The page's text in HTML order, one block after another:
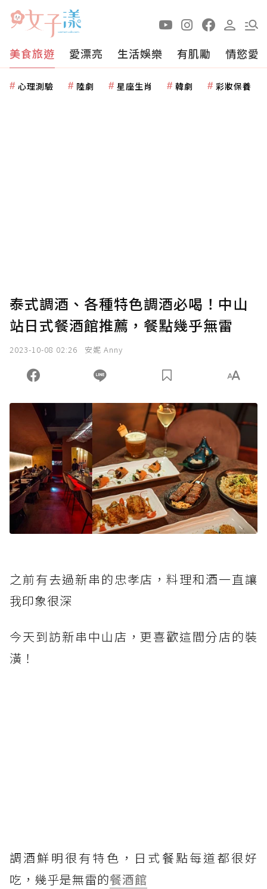
美食旅遊 愛漂亮 生活娛樂 有肌勵 情慾愛
心理測驗 陸劇 星座生肖 韓劇 彩妝保養
泰式調酒、各種特色調酒必喝！中山
站日式餐酒館推薦，餐點幾乎無雷
2023-10-08 02:26 安妮 Anny
之前有去過新串的忠孝店，料理和酒一直讓
我印象很深
今天到訪新串中山店，更喜歡這間分店的裝
潢！
調酒鮮明很有特色，日式餐點每道都很好
吃，幾乎是無雷的餐酒館